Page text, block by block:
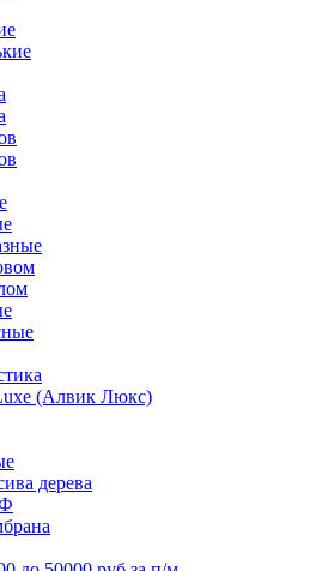
(Алвик Люкс)
дерева